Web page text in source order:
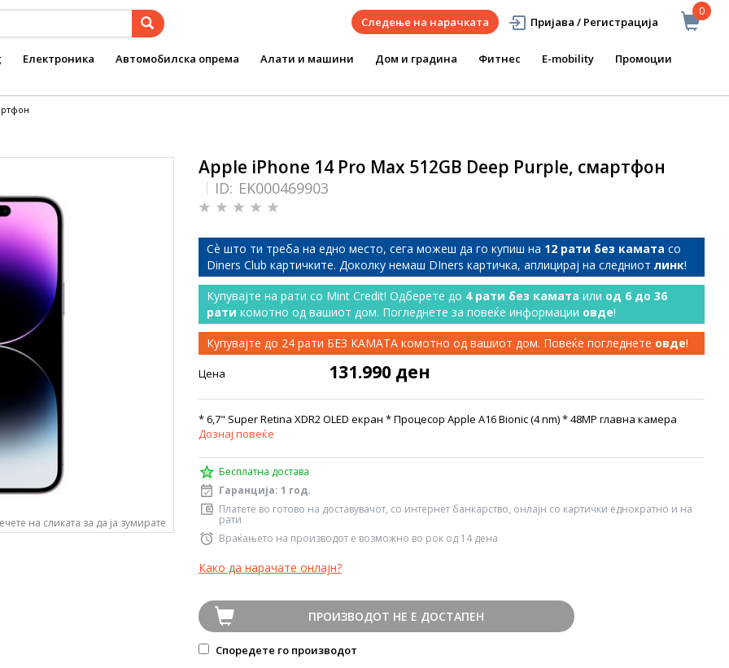
0
Следење на нарачката Пријава / Регистрација
Електроника Автомобилска опрема Алати и машини Дом и градина Фитнес E-mobility Промоции
на сликата за да ја зумирате
Apple iPhone 14 Pro Max 512GB Deep Purple, смартфон
ID: EK000469903
Сѐ што ти треба на едно место, сега можеш да го купиш на 12 рати без камата со
Diners Club картичките. Доколку немаш DIners картичка, аплицирај на следниот линк!
Купувајте на рати со Mint Credit! Одберете до 4 рати без камата или од 6 до 36
рати комотно од вашиот дом. Погледнете за повеќе информации овде!
Купувајте до 24 рати БЕЗ КАМАТА комотно од вашиот дом. Повеќе погледнете овде!
Цена 131.990 ден
* 6,7" Super Retina XDR2 OLED екран * Процесор Apple A16 Bionic (4 nm) * 48MP главна камера
Дознај повеќе
Бесплатна достава
Гаранција: 1 год.
Платете во готово на доставувачот, со интернет банкарство, онлајн со картички еднократно и на
рати
Враќањето на производот е возможно во рок од 14 дена
Како да нарачате онлајн?
ПРОИЗВОДОТ НЕ Е ДОСТАПЕН
Споредете го производот